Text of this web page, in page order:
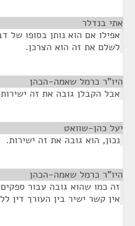
אתי בנדלר
אפילו אם הוא נותן בסופו
לשלם את זה הוא הצרכן.
היו"ר כרמל שאמה-הכהן
אבל הקבלן גובה את זה
יעל כהן-שוואט
נכון, הוא גובה את זה ישירות.
היו"ר כרמל שאמה-הכהן
זה כמו שהוא גובה עבור
אין קשר ישיר בין העורך דין